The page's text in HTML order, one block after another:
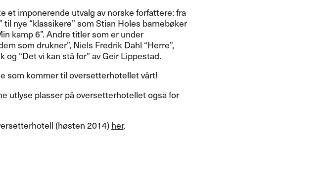
et imponerende utvalg av norske forfattere: fra
nye “klassikere” som Stian Holes barnebøker
kamp 6”. Andre titler som er under
som drukner”, Niels Fredrik Dahl “Herre”,
“Det vi kan stå for” av Geir Lippestad.
som kommer til oversetterhotellet vårt!
utlyse plasser på oversetterhotellet også for
(høsten 2014)her.